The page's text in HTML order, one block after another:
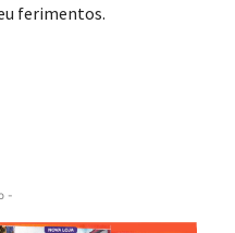
ferimentos.
-